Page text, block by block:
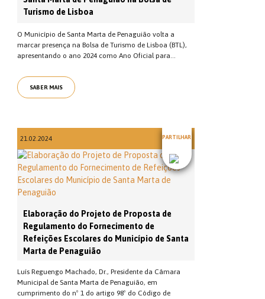
Turismo de Lisboa
O Município de Santa Marta de Penaguião volta a
marcar presença na Bolsa de Turismo de Lisboa (BTL),
apresentando o ano 2024 como Ano Oficial para...
SABER MAIS
21.02.2024 PARTILHAR
Elaboração do Projeto de Proposta de
Regulamento do Fornecimento de
Refeições Escolares do Município de Santa
Marta de Penaguião
Luís Reguengo Machado, Dr., Presidente da Câmara
Municipal de Santa Marta de Penaguião, em
cumprimento do nº 1 do artigo 98º do Código de